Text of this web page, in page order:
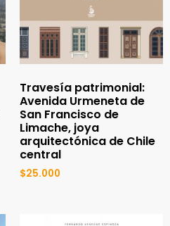
Travesía patrimonial:
Avenida Urmeneta de
San Francisco de
Limache, joya
arquitectónica de Chile
central
$25.000